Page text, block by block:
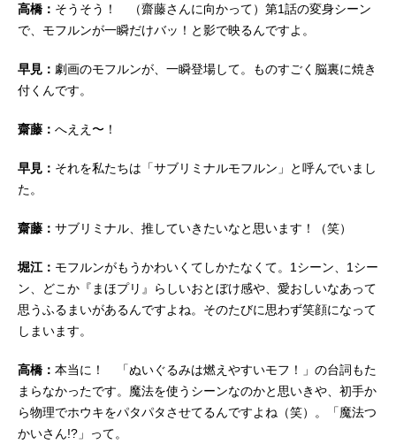
高橋： そうそう！ （齋藤さんに向かって）第1話の変身シーン
で、モフルンが一瞬だけバッ！と影で映るんですよ。
早見： 劇画のモフルンが、一瞬登場して。ものすごく脳裏に焼き
付くんです。
齋藤： へええ〜！
早見： それを私たちは「サブリミナルモフルン」と呼んでいまし
た。
齋藤： サブリミナル、推していきたいなと思います！（笑）
堀江： モフルンがもうかわいくてしかたなくて。1シーン、1シー
ン、どこか『まほプリ』らしいおとぼけ感や、愛おしいなあって
思うふるまいがあるんですよね。そのたびに思わず笑顔になって
しまいます。
高橋： 本当に！ 「ぬいぐるみは燃えやすいモフ！」の台詞もた
まらなかったです。魔法を使うシーンなのかと思いきや、初手か
ら物理でホウキをパタパタさせてるんですよね（笑）。「魔法つ
かいさん!?」って。